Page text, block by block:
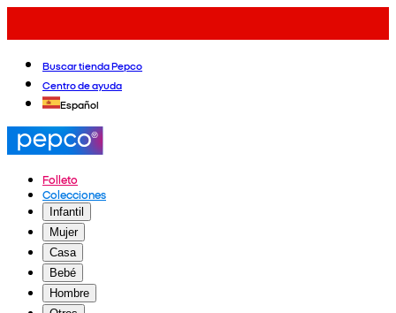
Buscar tienda Pepco
Centro de ayuda
Español
Folleto
Colecciones
Infantil
Mujer
Casa
Bebé
Hombre